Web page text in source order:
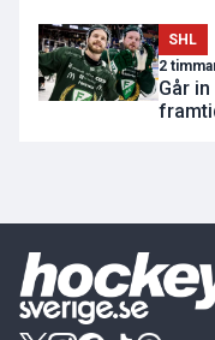
SHL
2
Går